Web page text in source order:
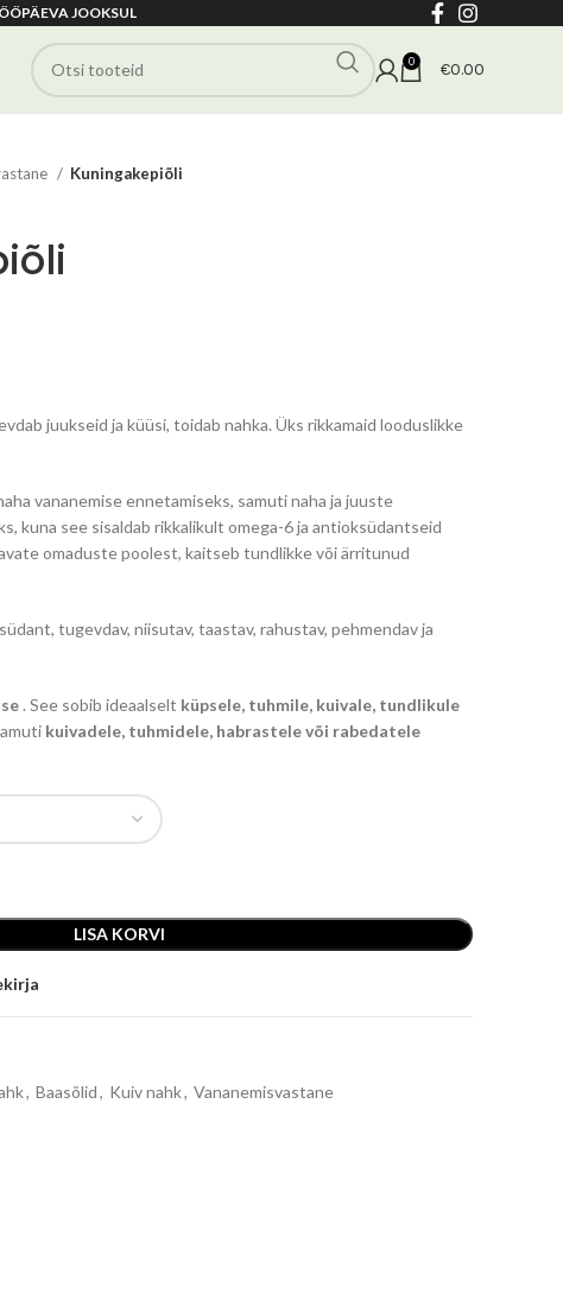
JOOKSUL
0 €0.00
Kuningakepiõli
juukseid ja küüsi, toidab nahka. Üks rikkamaid looduslikke
vananemise ennetamiseks, samuti naha ja juuste
kuna see sisaldab rikkalikult omega-6 ja antioksüdantseid
omaduste poolest, kaitseb tundlikke või ärritunud
tugevdav, niisutav, taastav, rahustav, pehmendav ja
. See sobib ideaalselt küpsele, tuhmile, kuivale, tundlikule
kuivadele, tuhmidele, habrastele või rabedatele
LISA KORVI
, Baasõlid, Kuiv nahk, Vananemisvastane